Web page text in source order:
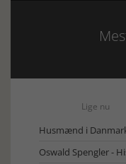
Lige nu
Husmænd i
Oswald Spengler -